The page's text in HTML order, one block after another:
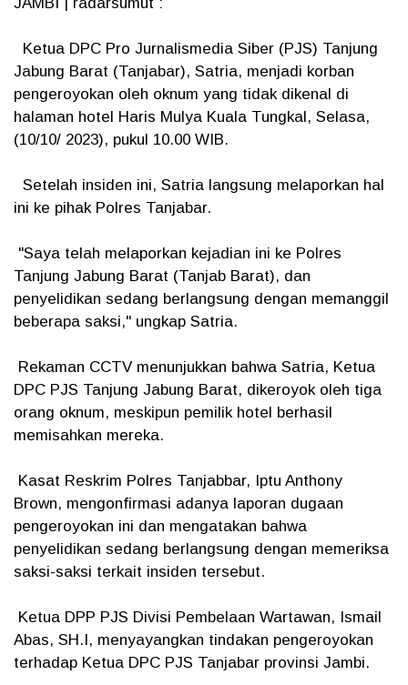
Ketua DPC Pro Jurnalismedia Siber (PJS) Tanjung
Jabung Barat (Tanjabar), Satria, menjadi korban
pengeroyokan oleh oknum yang tidak dikenal di
halaman hotel Haris Mulya Kuala Tungkal, Selasa,
(10/10/ 2023), pukul 10.00 WIB.
Setelah insiden ini, Satria langsung melaporkan hal
ini ke pihak Polres Tanjabar.
"Saya telah melaporkan kejadian ini ke Polres
Tanjung Jabung Barat (Tanjab Barat), dan
penyelidikan sedang berlangsung dengan memanggil
beberapa saksi," ungkap Satria.
Rekaman CCTV menunjukkan bahwa Satria, Ketua
DPC PJS Tanjung Jabung Barat, dikeroyok oleh tiga
orang oknum, meskipun pemilik hotel berhasil
memisahkan mereka.
Kasat Reskrim Polres Tanjabbar, Iptu Anthony
Brown, mengonfirmasi adanya laporan dugaan
pengeroyokan ini dan mengatakan bahwa
penyelidikan sedang berlangsung dengan memeriksa
saksi-saksi terkait insiden tersebut.
Ketua DPP PJS Divisi Pembelaan Wartawan, Ismail
Abas, SH.I, menyayangkan tindakan pengeroyokan
terhadap Ketua DPC PJS Tanjabar provinsi Jambi.